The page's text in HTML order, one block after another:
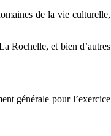
de la vie culturelle,
Rochelle, et bien d’autres
générale pour l’exercice